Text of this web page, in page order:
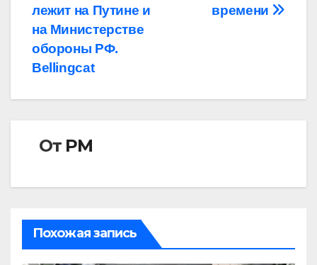
времени
лежит на Путине и
на Министерстве
обороны РФ.
Bellingcat
От РМ
Похожая запись